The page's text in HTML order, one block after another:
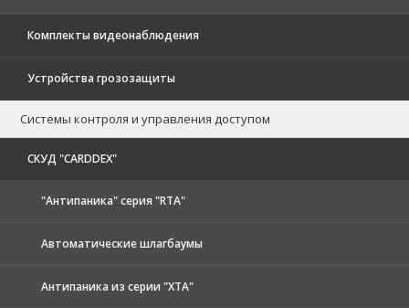
Комплекты видеонаблюдения
Устройства грозозащиты
Системы контроля и управления доступом
CКУД "CARDDEX"
"Антипаника" серия "RTA"
Автоматические шлагбаумы
Антипаника из серии "XTA"